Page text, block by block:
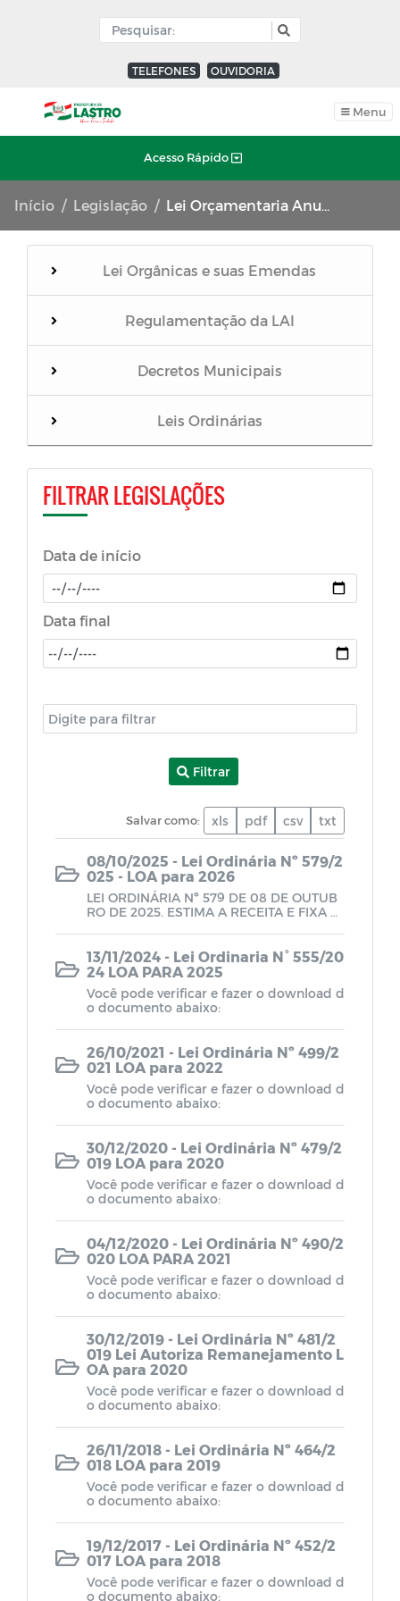
TELEFONES OUVIDORIA
Menu
Acesso Rápido
Início Legislação Lei Orçamentaria Anual (LOA)
Lei Orgânicas e suas Emendas
Regulamentação da LAI
Decretos Municipais
Leis Ordinárias
Lei Orçamentaria Anual (LOA)
Lei do Fundeb
Lei de Diretrizes Orçamentarias (LDO)
Decretos de Concurso
Leis Complementares 2024
Leis Complementares 2023
Leis Complementares 2021
Leis Complementares 2019
Relatório de Gestão Fiscal (RGF)
Relatório Resumido (RREO)
Plano de Ação SIAFIC
Leis Complementares 2025
FILTRAR LEGISLAÇÕES
Data de início
Data final
Filtrar
Salvar como: xls pdf csv txt
08/10/2025 - Lei Ordinária Nº 579/2
025 - LOA para 2026
LEI ORDINÁRIA Nº 579 DE 08 DE OUTUB
RO DE 2025. ESTIMA A RECEITA E FIXA A
PROVIDENCIAS. O PREFEITO CONSTITUCI
ONAL DO MUNICÍPIO DE LASTRO, ESTAD
ue lhes são conferidas pelo Art. 51 da Lei
Orgânica em vigor, faz SABER que a Câm
ara Municipal aprovou e eu sanciono a se
mento Programa do Município de LASTR
O, para exercício Econômico-Financeiro
de 2026, discriminado pelos anexos inte
grantes desta Lei, que estima a Receita e
m R$ 75.120.108,00 (Setenta e Cinco Milh
ões, Cento e Vinte Mil e Cento e Oito Reai
s) e fixa Despesa em igual valor. Art. 2º -
A Receita será realizada mediante a arre
cadação de Tributos, Contribuições, Tran
sferências e outras Receitas Correntes e
de Capital, na forma da Legislação em vi
cordo com a seguinte discriminação: I –
RECEITAS DA ADMINISTRAÇÃO DIRETA
% RECEITAS CORRENTES 61.518.013,
00 81,89 Impostos, Taxas e Contribuiç
ões de Melhoria 1.159.386,00 1,54
Receita Patrimonial 150.409,00
s 58.726.752,00 78,18 Outras Re
ceitas Correntes 1.223.592,00 1,
63 Receitas de Capital 18.065.886,0
0 24,05 Alienação de Bens 182.389,
00 0,24 Transferências de Capita
l 17.883.497,00 23,81 Deduçõe
s 4.463.791,00 5,94 Transferências
Correntes 4.463.791,00 5,94 To
tal: 75.120.108,00 1-Intra-Orçamentari
o: 0,00 2-Total Geral da Admini
stração Direta: 75.120.108,00 100,00
Art. 3º - A Despesa será realizada de mo
com a manutenção dos Serviços Público
s, Transferências e Despesas de Capital, n
as especificações dos Programas, Projet
os e Atividades, dimensionadas nos anex
os e de acordo com o seguinte desdobra
mento: I – DESPESAS DA ADMININSTRAÇ
13/11/2024 - Lei Ordinaria N° 555/20
24 LOA PARA 2025
Você pode verificar e fazer o download d
o documento abaixo:
26/10/2021 - Lei Ordinária Nº 499/2
021 LOA para 2022
Você pode verificar e fazer o download d
o documento abaixo:
30/12/2020 - Lei Ordinária Nº 479/2
019 LOA para 2020
Você pode verificar e fazer o download d
o documento abaixo:
04/12/2020 - Lei Ordinária Nº 490/2
020 LOA PARA 2021
Você pode verificar e fazer o download d
o documento abaixo:
30/12/2019 - Lei Ordinária Nº 481/2
019 Lei Autoriza Remanejamento L
OA para 2020
Você pode verificar e fazer o download d
o documento abaixo:
26/11/2018 - Lei Ordinária Nº 464/2
018 LOA para 2019
Você pode verificar e fazer o download d
o documento abaixo:
19/12/2017 - Lei Ordinária Nº 452/2
017 LOA para 2018
Você pode verificar e fazer o download d
o documento abaixo: